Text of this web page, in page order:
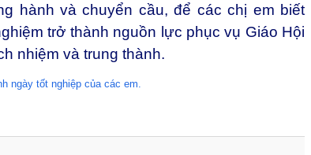
hành và chuyển cầu, để các chị em biết
trở thành nguồn lực phục vụ Giáo Hội
nhiệm và trung thành.
ngày tốt nghiệp của các em.